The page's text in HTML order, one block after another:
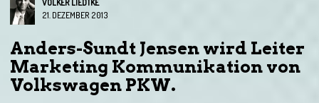
VOLKER LIEDTKE
21. DEZEMBER 2013
Anders-Sundt Jensen wird Leiter
Marketing Kommunikation von
Volkswagen PKW.